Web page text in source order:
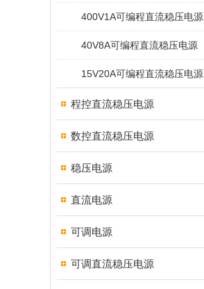
400V1A可编程直流稳压电源
40V8A可编程直流稳压电源
15V20A可编程直流稳压电源
程控直流稳压电源
数控直流稳压电源
稳压电源
直流电源
可调电源
可调直流稳压电源